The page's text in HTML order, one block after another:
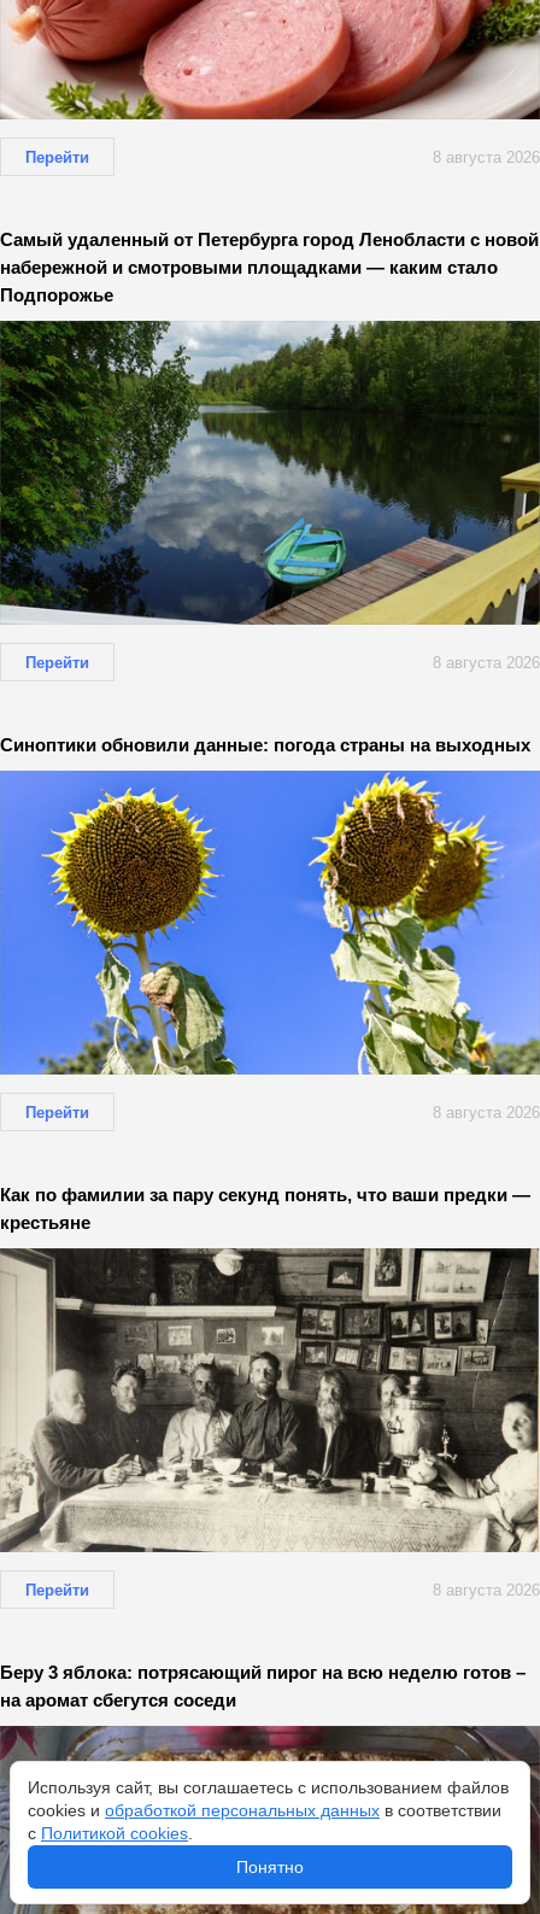
Перейти 8 августа 2026
Самый удаленный от Петербурга город Ленобласти с новой
набережной и смотровыми площадками — каким стало
Подпорожье
Перейти 8 августа 2026
Синоптики обновили данные: погода страны на выходных
Перейти 8 августа 2026
Как по фамилии за пару секунд понять, что ваши предки —
крестьяне
Перейти 8 августа 2026
Беру 3 яблока: потрясающий пирог на всю неделю готов –
на аромат сбегутся соседи
Используя сайт, вы соглашаетесь с использованием файлов
cookies и обработкой персональных данных в соответствии
с Политикой cookies
Понятно